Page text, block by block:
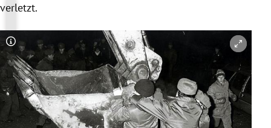
verletzt.
Copyright-Hinweis öffnen/schließen